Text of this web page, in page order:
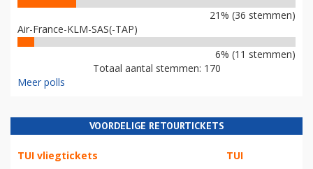
21% (36 stemmen)
Air-France-KLM-SAS(-TAP)
6% (11 stemmen)
Totaal aantal stemmen: 170
Meer polls
VOORDELIGE RETOURTICKETS
TUI vliegtickets TUI